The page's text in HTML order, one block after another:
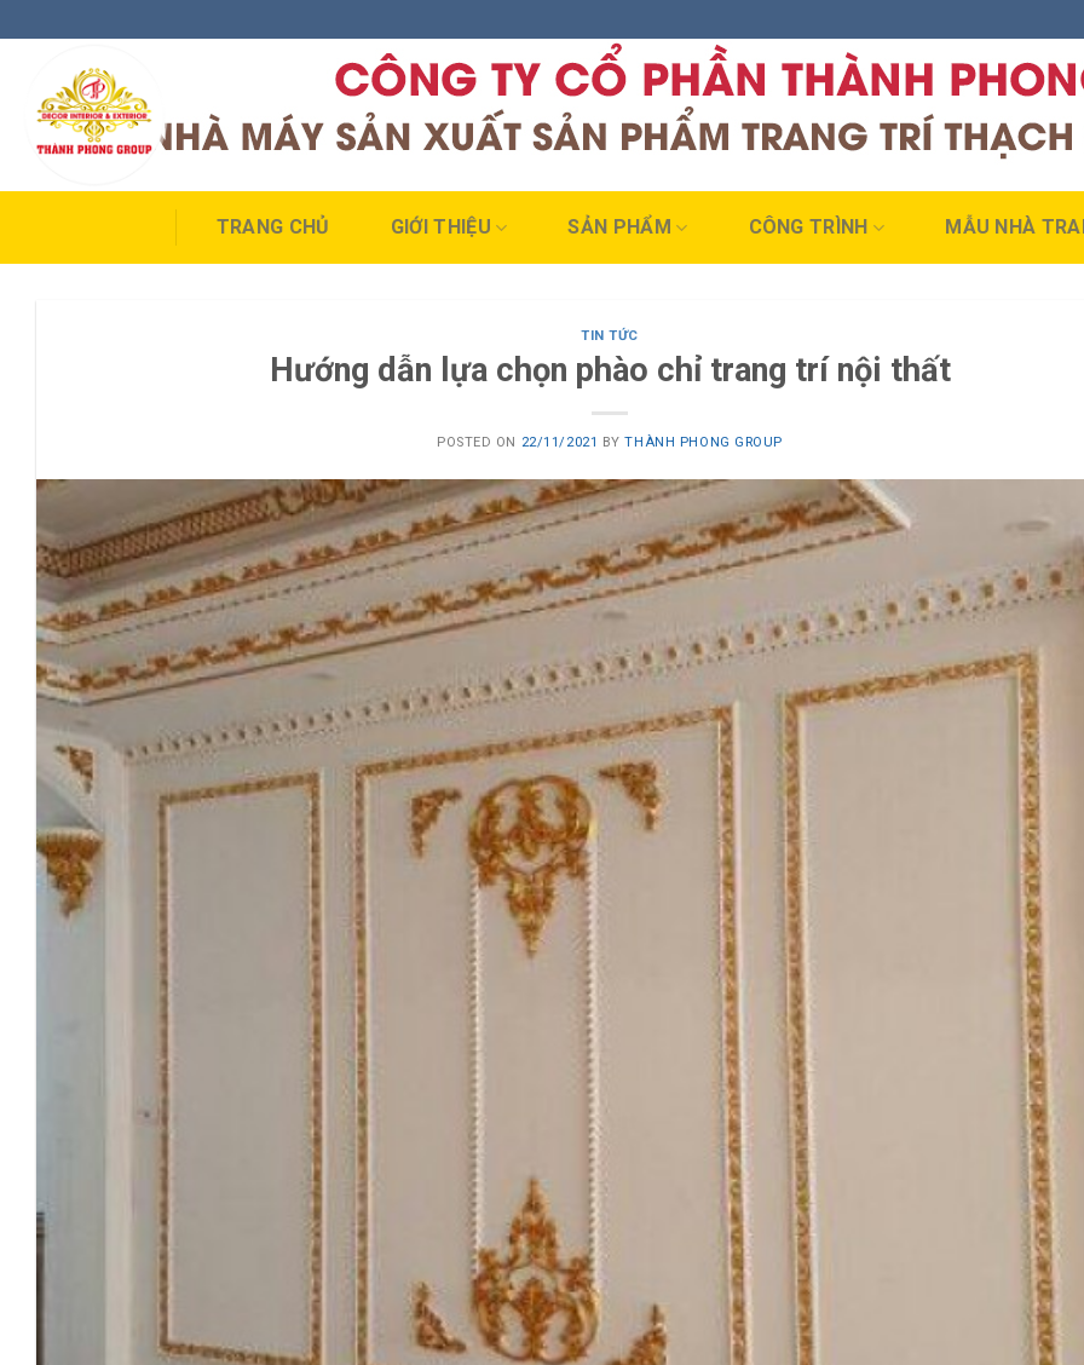
to
TRANG CHỦ GIỚI THIỆU SẢN PHẨM CÔNG TRÌNH MẪU NHÀ
TIN TỨC
Hướng dẫn lựa chọn phào chỉ trang trí nội thất
POSTED ON 22/11/2021 BYTHÀNH PHONG GROUP